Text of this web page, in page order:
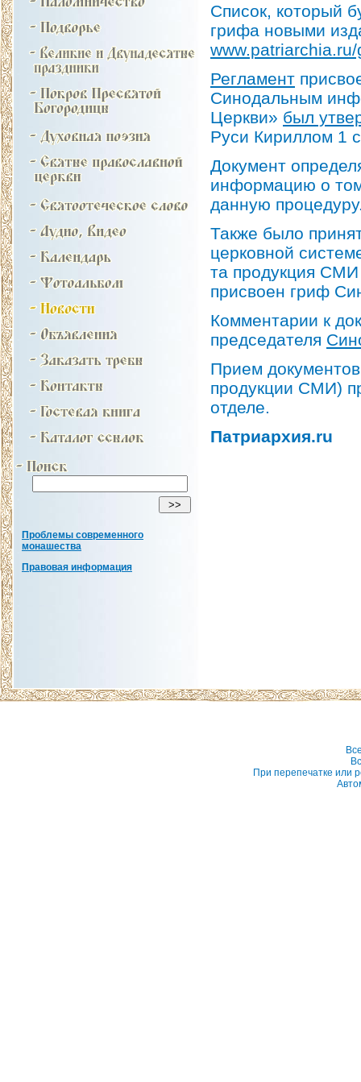
Проблемы современного
монашества
Правовая информация
Список, который
грифа новыми
www.patriarchia.ru/
Регламент
Синодальным
Церкви» был
Руси Кириллом 1
Документ
информацию о
данную
Также было
церковной
та продукция СМИ
присвоен гриф
Комментарии к
председателя
Прием
продукции СМИ)
отделе.
Патриархия.ru
При перепечатке или